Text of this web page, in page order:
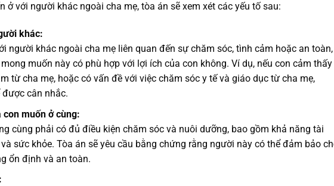
ở với người khác ngoài cha mẹ, tòa án sẽ xem xét các yếu tố sau:
khác:
người khác ngoài cha mẹ liên quan đến sự chăm sóc, tình cảm hoặc an toàn,
muốn này có phù hợp với lợi ích của con không. Ví dụ, nếu con cảm thấy
từ cha mẹ, hoặc có vấn đề với việc chăm sóc y tế và giáo dục từ cha mẹ,
được cân nhắc.
con muốn ở cùng:
cùng phải có đủ điều kiện chăm sóc và nuôi dưỡng, bao gồm khả năng tài
sức khỏe. Tòa án sẽ yêu cầu bằng chứng rằng người này có thể đảm bảo
ổn định và an toàn.